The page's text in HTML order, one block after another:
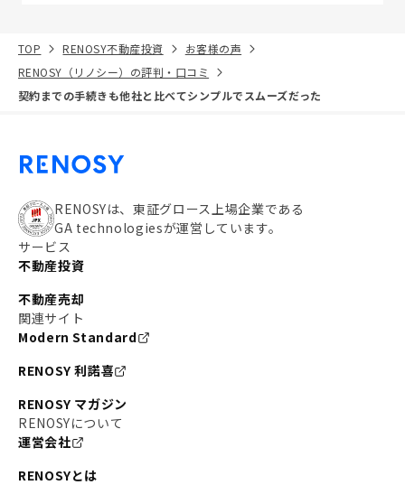
TOP RENOSY不動産投資
お客様の声
RENOSY（リノシー）の評判・口コミ
契約までの手続きも他社と比べてシンプルでスムーズだった
RENOSYは、東証グロース上場企業である
GA technologiesが運営しています。
サービス
不動産投資
不動産売却
関連サイト
Modern Standard
RENOSY 利諾喜
RENOSY マガジン
RENOSYについて
運営会社
RENOSYとは